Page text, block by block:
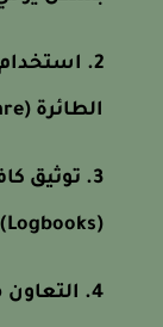
استخدام
الطائرة (Avionics Software).
توثيق